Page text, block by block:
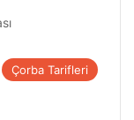
Çorba Tarifleri